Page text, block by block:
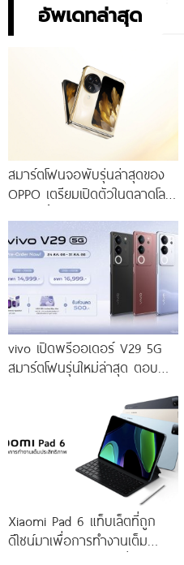
อัพเดทล่าสุด
สมาร์ตโฟนจอพับรุ่นล่าสุดของ
OPPO เตรียมเปิดตัวในตลาดโลก
vivo เปิดพรีออเดอร์ V29 5G
สมาร์ตโฟนรุ่นใหม่ล่าสุด ตอบ
ราคาเริ่มต้นเพียง 14,999 บาท
จัดเต็มกับโปรโมชันพิเศษก่อนใคร
Xiaomi Pad 6 แท็บเล็ตที่ถูก
ดีไซน์มาเพื่อการทำงานเต็ม